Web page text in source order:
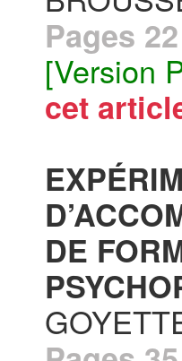
Pages
[Version
cet
DE